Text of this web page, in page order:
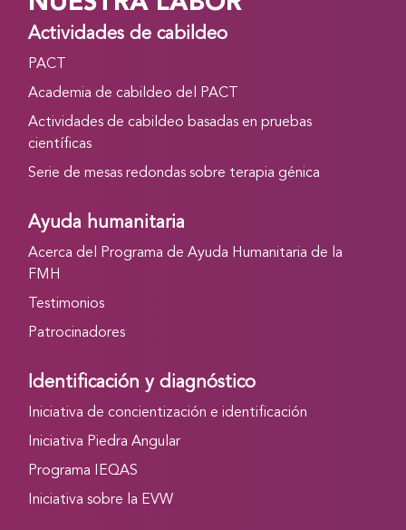
Actividades de cabildeo
PACT
Academia de cabildeo del PACT
Actividades de cabildeo basadas en pruebas
científicas
Serie de mesas redondas sobre terapia génica
Ayuda humanitaria
Acerca del Programa de Ayuda Humanitaria de la
FMH
Testimonios
Patrocinadores
Identificación y diagnóstico
Iniciativa de concientización e identificación
Iniciativa Piedra Angular
Programa IEQAS
Iniciativa sobre la EVW